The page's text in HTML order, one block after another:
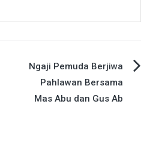
Ngaji Pemuda Berjiwa
Pahlawan Bersama
Mas Abu dan Gus Ab